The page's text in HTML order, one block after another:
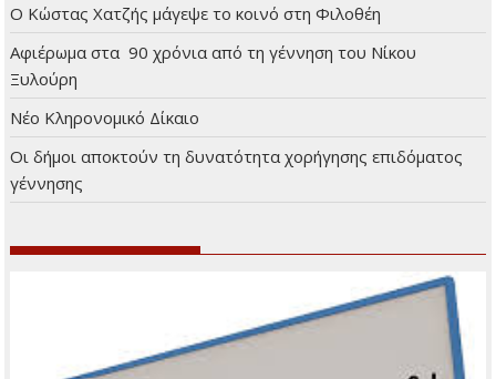
Ο Κώστας Χατζής μάγεψε το κοινό στη Φιλοθέη
Αφιέρωμα στα 90 χρόνια από τη γέννηση του Νίκου
Ξυλούρη
Νέο Κληρονομικό Δίκαιο
Οι δήμοι αποκτούν τη δυνατότητα χορήγησης επιδόματος
γέννησης